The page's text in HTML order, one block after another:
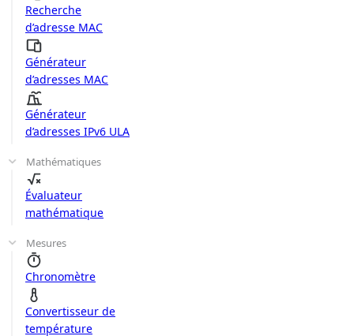
Recherche
d’adresse MAC
Générateur
d’adresses MAC
Générateur
d’adresses IPv6 ULA
Mathématiques
Évaluateur
mathématique
Mesures
Chronomètre
Convertisseur de
température